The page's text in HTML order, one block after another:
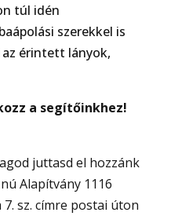
túl idén
szerekkel is
érintett lányok,
a segítőinkhez!
juttasd el hozzánk
Alapítvány 1116
sz. címre postai úton